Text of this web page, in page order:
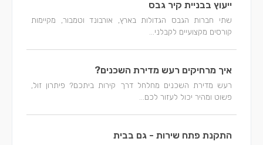
ייעוץ בבניית קיר גבס
שתי חברות הגבס הגדולות בארץ, אורבונד וטמבור, מקיימות
קורסים מקצועיים לקבלני...
איך מרחיקים רעש מדירת השכנים?
רעש מדירת השכנים מחלחל דרך קירות ביתכם? פיתרון זול,
פשוט ומהיר יכול לעזור לכם...
התקנת פתח שירות - גם בבית